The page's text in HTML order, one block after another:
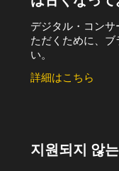
デジタル・コン
ただくために、
い。
詳細はこちら
지원되지 않